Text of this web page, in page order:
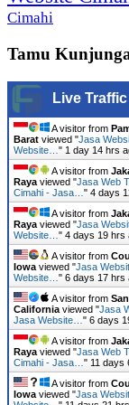
Cimahi
Tamu
Live Traffic
A visitor from
Barat viewed "Jasa
Website… " 1 day 14 hrs
A visitor from
Raya viewed "Jasa Web
Cimahi - Jasa… " 4 days
A visitor from
Raya viewed "Jasa
Website… " 4 days 19 hrs
A visitor from
Iowa viewed "Jasa
Website… " 6 days 17 hrs
A visitor from
California viewed "Jasa
Jasa Website… " 6 days
A visitor from
Raya viewed "Jasa Web
Cimahi - Jasa… " 11 days
A visitor from
Iowa viewed "Jasa